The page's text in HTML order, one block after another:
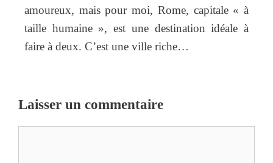
amoureux, mais pour moi, Rome, capitale « à
taille humaine », est une destination idéale à
faire à deux. C’est une ville riche…
Laisser un commentaire